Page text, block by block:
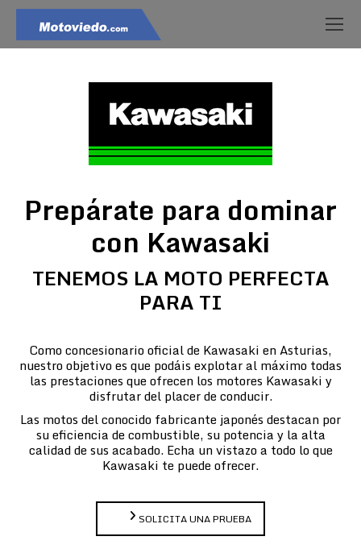
Prepárate para dominar
con Kawasaki
TENEMOS LA MOTO PERFECTA
PARA TI
Como concesionario oficial de Kawasaki en Asturias,
nuestro objetivo es que podáis explotar al máximo todas
las prestaciones que ofrecen los motores Kawasaki y
disfrutar del placer de conducir.
Las motos del conocido fabricante japonés destacan por
su eficiencia de combustible, su potencia y la alta
calidad de sus acabado. Echa un vistazo a todo lo que
Kawasaki te puede ofrecer.
SOLICITA UNA PRUEBA